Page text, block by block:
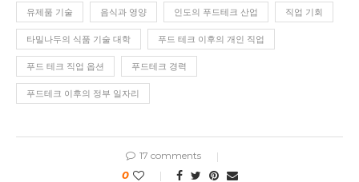
유제품 기술 음식과 영양 인도의 푸드테크 산업 직업 기회
타밀나두의 식품 기술 대학 푸드 테크 이후의 개인 직업
푸드 테크 직업 옵션 푸드테크 경력
푸드테크 이후의 정부 일자리
17 comments
0